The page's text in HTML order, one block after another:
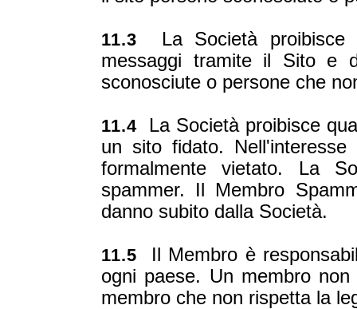
11.3 La Società proibisce
messaggi tramite il Sito e
sconosciute o persone che
11.4 La Società proibisce
un sito fidato.
formalmente vietato. La
spammer. Il Membro
danno subito dalla Società.
11.5 Il Membro è
ogni paese. Un membro
membro che non rispetta la